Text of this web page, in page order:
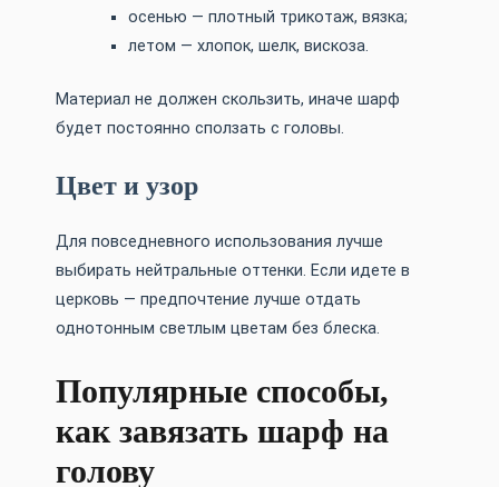
осенью — плотный трикотаж, вязка;
летом — хлопок, шелк, вискоза.
Материал не должен скользить, иначе шарф
будет постоянно сползать с головы.
Цвет и узор
Для повседневного использования лучше
выбирать нейтральные оттенки. Если идете в
церковь — предпочтение лучше отдать
однотонным светлым цветам без блеска.
Популярные способы,
как завязать шарф на
голову